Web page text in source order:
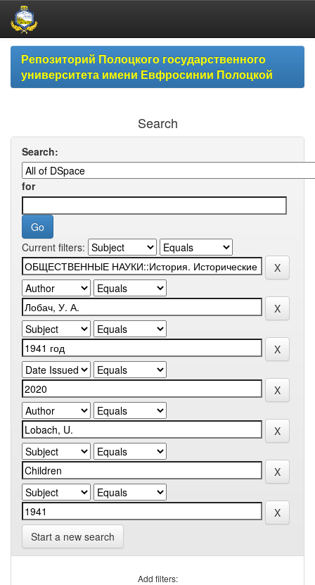
Skip
navigationРепозиторий Полоцкого государственного
университета имени Евфросинии Полоцкой
Search
Search:
for
Current filters:
Start a new search
Add filters: